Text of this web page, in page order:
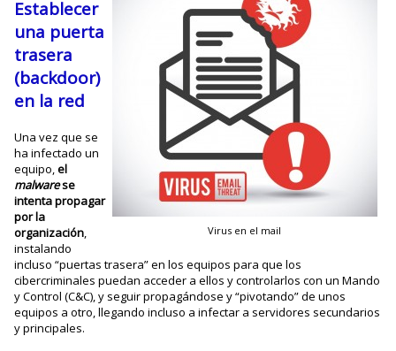
Virus en el mail
Establecer
una puerta
trasera
(backdoor)
en la red
Una vez que se
ha infectado un
equipo,el
malwarese
intenta propagar
por la
organización,
instalando
incluso “puertas trasera” en los equipos para que los
cibercriminales puedan acceder a ellos y controlarlos con un Mando
y Control (C&C), y seguir propagándose y “pivotando” de unos
equipos a otro, llegando incluso a infectar a servidores secundarios
y principales.